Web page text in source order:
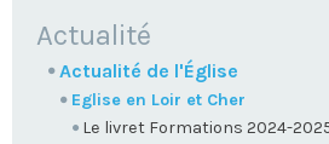
NAVIGATION
Actualité
Actualité de l'Église
Eglise en Loir et Cher
Le livret Formations 2024-